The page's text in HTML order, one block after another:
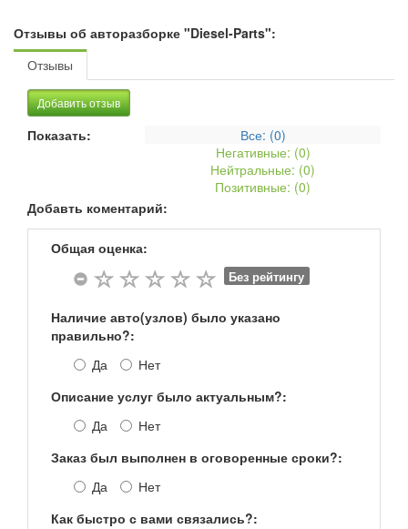
Отзывы об авторазборке "Diesel-Parts":
Отзывы
Добавить отзыв
Показать: Все: (0)
Негативные: (0)
Нейтральные: (0)
Позитивные: (0)
Добавть коментарий:
Общая оценка:
Без рейтингу
Наличие авто(узлов) было указано
правильно?:
Да
Нет
Описание услуг было актуальным?:
Да
Нет
Заказ был выполнен в оговоренные сроки?:
Да
Нет
Как быстро с вами связались?: